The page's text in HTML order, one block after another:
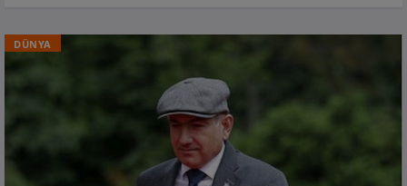
DÜNYA